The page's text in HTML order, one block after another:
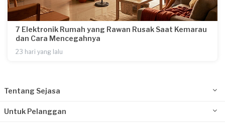
7 Elektronik Rumah yang Rawan Rusak Saat Kemarau
dan Cara Mencegahnya
23 hari yang lalu
Tentang Sejasa
Untuk Pelanggan